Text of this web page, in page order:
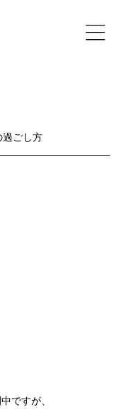
過ごし方
ですが、